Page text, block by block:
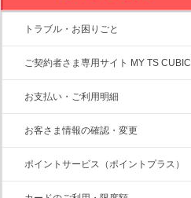
トラブル・お困りごと
ご契約者さま専用サイト MY TS CUBIC
お支払い・ご利用明細
お客さま情報の確認・変更
ポイントサービス（ポイントプラス）